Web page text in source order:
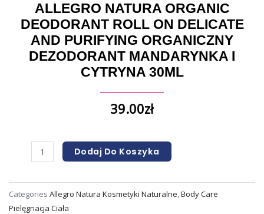
ALLEGRO NATURA ORGANIC
DEODORANT ROLL ON DELICATE
AND PURIFYING ORGANICZNY
DEZODORANT MANDARYNKA I
CYTRYNA 30ML
39.00zł
Dodaj Do Koszyka
Categories Allegro Natura Kosmetyki Naturalne,Body Care
Pielęgnacja Ciała